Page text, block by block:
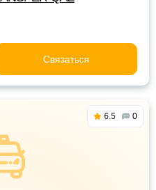
Связаться
6.5 0